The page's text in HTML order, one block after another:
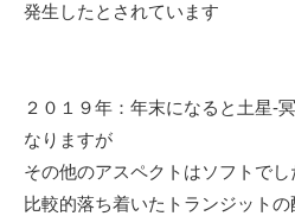
発生したとされています
２０１９年：年末になると土星-
なりますが
その他のアスペクトはソフトで
比較的落ち着いたトランジットの